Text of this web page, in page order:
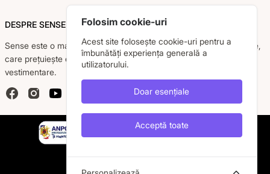
DESPRE SENSE
Sense este o marcă românească dedicată femeii moderne, active,
care prețuiește eleganța, confortul și calitatea pieselor
vestimentare.
FacebookInstagramYouTube
Folosim cookie-uri
Acest site folosește cookie-uri pentru a
îmbunătăți experiența generală a
utilizatorului.
Doar esențiale
Acceptă toate